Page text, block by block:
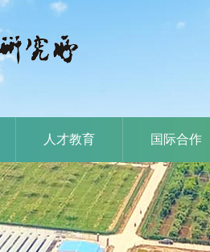
人才教育 国际合作